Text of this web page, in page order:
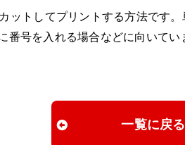
ットしてプリントする方法です
番号を入れる場合などに向いてい
一覧に戻る